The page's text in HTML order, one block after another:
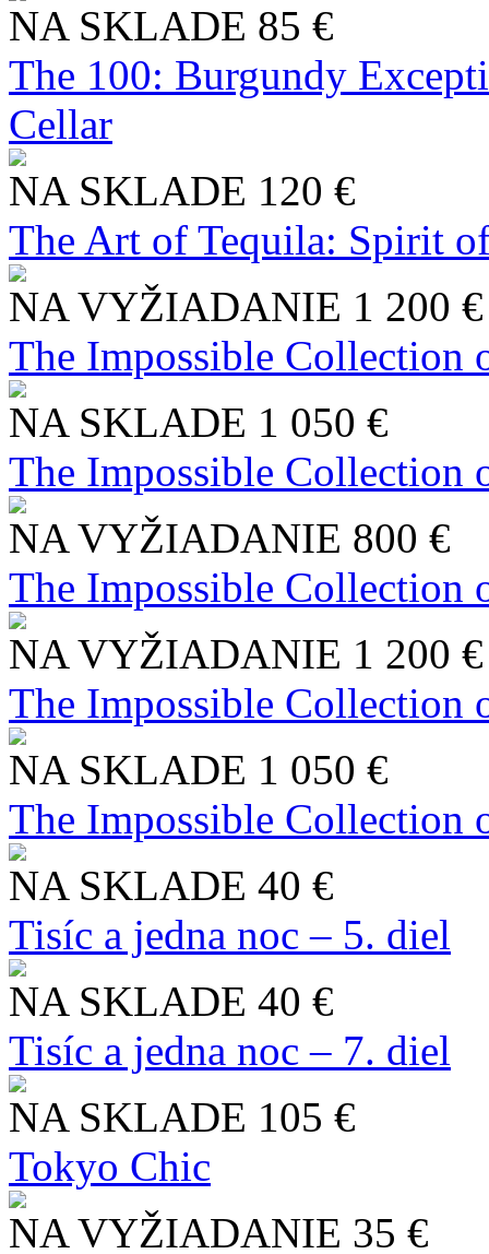
NA SKLADE 85 €
The 100: Burgundy
Cellar
NA SKLADE 120 €
The Art of Tequila: Spirit
NA VYŽIADANIE 1 200 €
The Impossible Collection
NA SKLADE 1 050 €
The Impossible Collection
NA VYŽIADANIE 800 €
The Impossible Collection
NA VYŽIADANIE 1 200 €
The Impossible Collection
NA SKLADE 1 050 €
The Impossible Collection
NA SKLADE 40 €
Tisíc a jedna noc – 5. diel
NA SKLADE 40 €
Tisíc a jedna noc – 7. diel
NA SKLADE 105 €
Tokyo Chic
NA VYŽIADANIE 35 €